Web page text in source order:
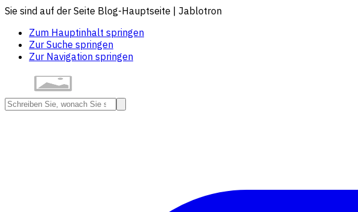
Sie sind auf der Seite Blog-Hauptseite | Jablotron
Zum Hauptinhalt springen
Zur Suche springen
Zur Navigation springen